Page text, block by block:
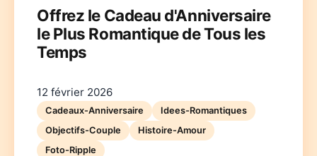
Offrez le Cadeau d'Anniversaire
le Plus Romantique de Tous les
Temps
12 février 2026
Cadeaux-Anniversaire
Idees-Romantiques
Objectifs-Couple
Histoire-Amour
Foto-Ripple